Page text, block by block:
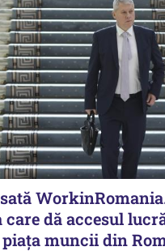
dă accesul
muncii din